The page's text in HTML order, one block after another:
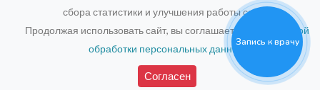
Medpic LLC.Лицензия:ЛО-26-01-004900 от
25 марта 2019 г.
сбора статистики и улучшения работы сайта.
Продолжая использовать сайт, вы соглашаетесь с
Политикой
обработки персональных данных.
Согласен
Запись к врачу